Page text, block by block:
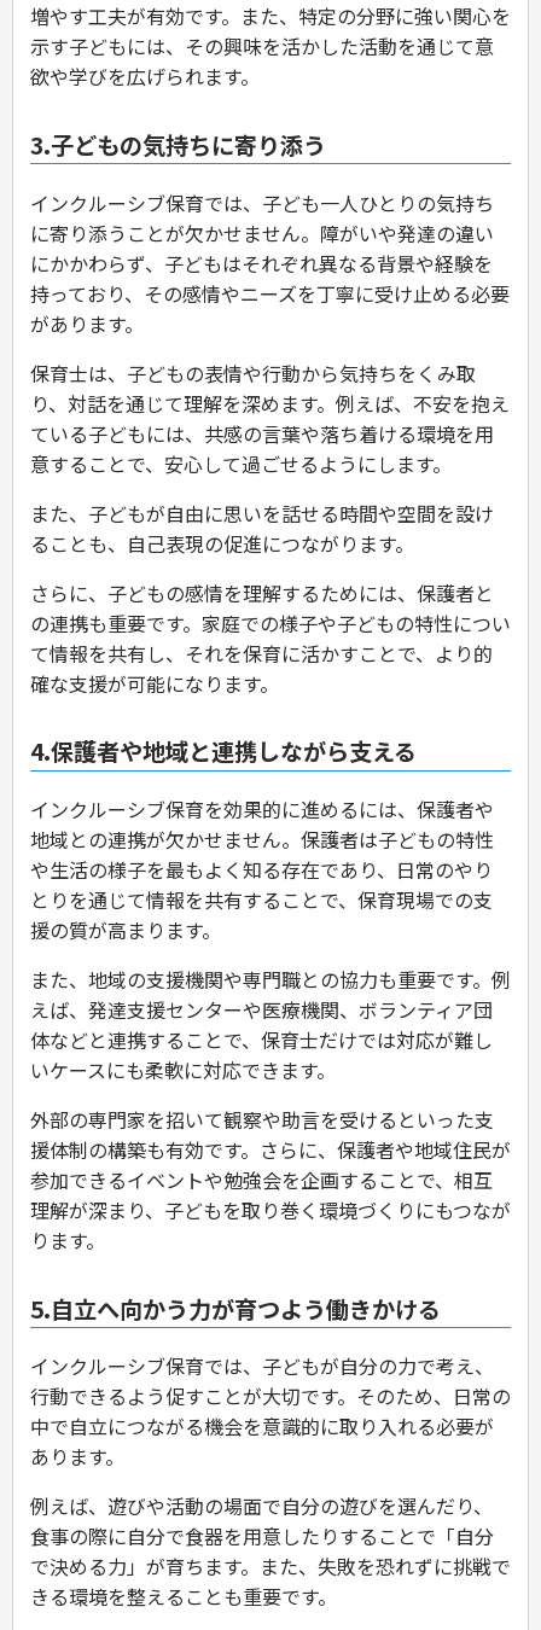
増やす工夫が有効です。また、特定の分野に強い関心を
示す子どもには、その興味を活かした活動を通じて意
欲や学びを広げられます。
3.子どもの気持ちに寄り添う
インクルーシブ保育では、子ども一人ひとりの気持ち
に寄り添うことが欠かせません。障がいや発達の違い
にかかわらず、子どもはそれぞれ異なる背景や経験を
持っており、その感情やニーズを丁寧に受け止める必要
があります。
保育士は、子どもの表情や行動から気持ちをくみ取
り、対話を通じて理解を深めます。例えば、不安を抱え
ている子どもには、共感の言葉や落ち着ける環境を用
意することで、安心して過ごせるようにします。
また、子どもが自由に思いを話せる時間や空間を設け
ることも、自己表現の促進につながります。
さらに、子どもの感情を理解するためには、保護者と
の連携も重要です。家庭での様子や子どもの特性につい
て情報を共有し、それを保育に活かすことで、より的
確な支援が可能になります。
4.保護者や地域と連携しながら支える
インクルーシブ保育を効果的に進めるには、保護者や
地域との連携が欠かせません。保護者は子どもの特性
や生活の様子を最もよく知る存在であり、日常のやり
とりを通じて情報を共有することで、保育現場での支
援の質が高まります。
また、地域の支援機関や専門職との協力も重要です。例
えば、発達支援センターや医療機関、ボランティア団
体などと連携することで、保育士だけでは対応が難し
いケースにも柔軟に対応できます。
外部の専門家を招いて観察や助言を受けるといった支
援体制の構築も有効です。さらに、保護者や地域住民が
参加できるイベントや勉強会を企画することで、相互
理解が深まり、子どもを取り巻く環境づくりにもつなが
ります。
5.自立へ向かう力が育つよう働きかける
インクルーシブ保育では、子どもが自分の力で考え、
行動できるよう促すことが大切です。そのため、日常の
中で自立につながる機会を意識的に取り入れる必要が
あります。
例えば、遊びや活動の場面で自分の遊びを選んだり、
食事の際に自分で食器を用意したりすることで「自分
で決める力」が育ちます。また、失敗を恐れずに挑戦で
きる環境を整えることも重要です。